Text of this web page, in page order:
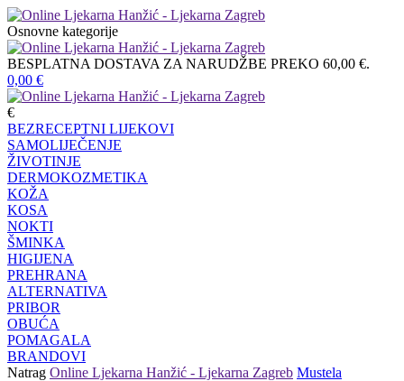
Osnovne kategorije
BESPLATNA DOSTAVA ZA NARUDŽBE PREKO 60,00 €.
0,00 €
€
BEZRECEPTNI LIJEKOVI
SAMOLIJEČENJE
ŽIVOTINJE
DERMOKOZMETIKA
KOŽA
KOSA
NOKTI
ŠMINKA
HIGIJENA
PREHRANA
ALTERNATIVA
PRIBOR
OBUĆA
POMAGALA
BRANDOVI
Natrag Online Ljekarna Hanžić - Ljekarna Zagreb Mustela